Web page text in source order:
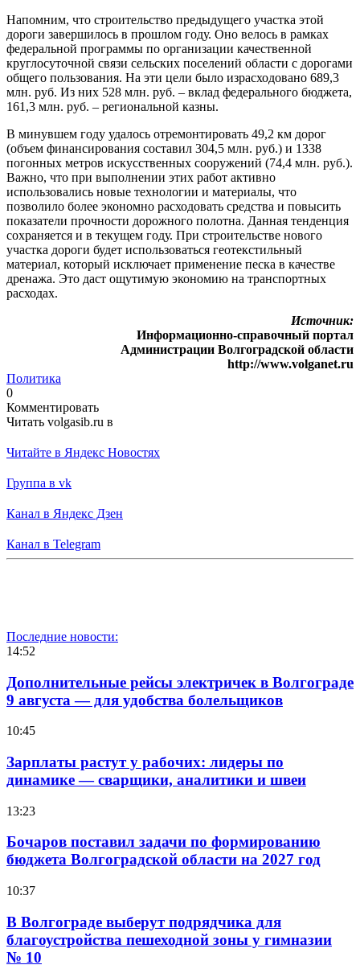
Напомним, что строительство предыдущего участка этой
дороги завершилось в прошлом году. Оно велось в рамках
федеральной программы по организации качественной
круглосуточной связи сельских поселений области с дорогами
общего пользования. На эти цели было израсходовано 689,3
млн. руб. Из них 528 млн. руб. – вклад федерального бюджета,
161,3 млн. руб. – региональной казны.
В минувшем году удалось отремонтировать 49,2 км дорог
(объем финансирования составил 304,5 млн. руб.) и 1338
погонных метров искусственных сооружений (74,4 млн. руб.).
Важно, что при выполнении этих работ активно
использовались новые технологии и материалы, что
позволило более экономно расходовать средства и повысить
показатели прочности дорожного полотна. Данная тенденция
сохраняется и в текущем году. При строительстве нового
участка дороги будет использоваться геотекстильный
материал, который исключает применение песка в качестве
дренажа. Это даст ощутимую экономию на транспортных
расходах.
Источник:
Информационно-справочный портал
Администрации Волгоградской области
http://www.volganet.ru
Политика
0
Комментировать
Читать volgasib.ru в
Читайте в Яндекс Новостях
Группа в vk
Канал в Яндекс Дзен
Канал в Telegram
Последние новости:
14:52
Дополнительные рейсы электричек в Волгограде
9 августа — для удобства болельщиков
10:45
Зарплаты растут у рабочих: лидеры по
динамике — сварщики, аналитики и швеи
13:23
Бочаров поставил задачи по формированию
бюджета Волгоградской области на 2027 год
10:37
В Волгограде выберут подрядчика для
благоустройства пешеходной зоны у гимназии
№ 10